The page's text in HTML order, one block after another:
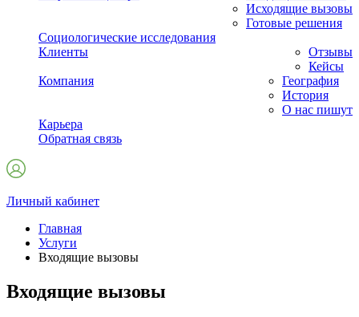
Исходящие вызовы
Готовые решения
Социологические исследования
Клиенты
Отзывы
Кейсы
Компания
География
История
О нас пишут
Карьера
Обратная связь
Личный кабинет
Главная
Услуги
Входящие вызовы
Входящие вызовы